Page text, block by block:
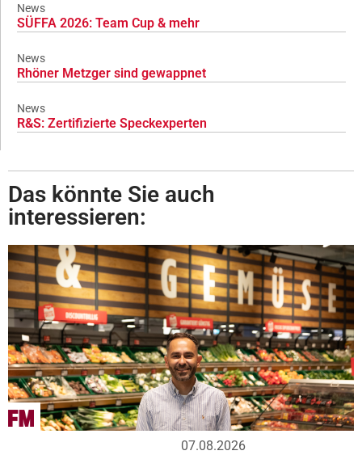
News
SÜFFA 2026: Team Cup & mehr
News
Rhöner Metzger sind gewappnet
News
R&S: Zertifizierte Speckexperten
Das könnte Sie auch
interessieren:
07.08.2026